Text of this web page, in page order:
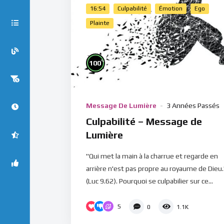
16:54 Culpabilité Émotion Ego
Plainte
100%
Message De Lumière 3 Années Passés
Culpabilité – Message de
Lumière
"Qui met la main à la charrue et regarde en
arrière n'est pas propre au royaume de
(Luc 9.62). Pourquoi se culpabilier sur ce...
5 0 1.1K